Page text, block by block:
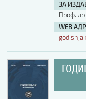
ЗА
Проф.
WEB